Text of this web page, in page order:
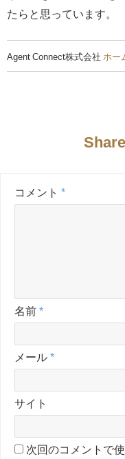
たらと思っています。
Agent Connect株式会社 ホー
Share
コメント *
名前 *
メール *
サイト
次回のコメントで